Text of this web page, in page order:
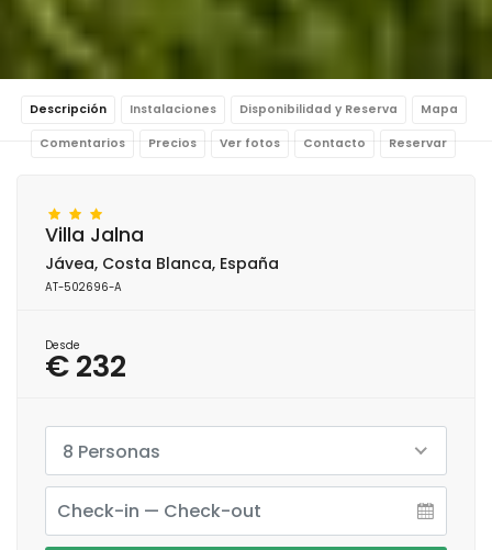
Descripción Instalaciones Disponibilidad y Reserva Mapa
Comentarios Precios Ver fotos Contacto Reservar
Villa Jalna
Jávea, Costa Blanca, España
AT-502696-A
Desde
€ 232
8 Personas